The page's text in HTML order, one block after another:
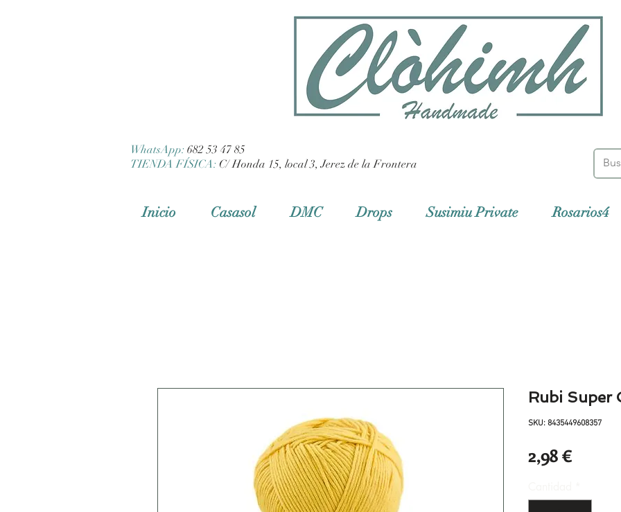
WhatsApp: 682 53 47 85
TIENDA FÍSICA: C/ Honda 15, local 3, Jerez de la Frontera
Inicio Casasol DMC Drops Susimiu Private Rosarios4
Rubi Super
SKU: 8435449608357
2,98 €